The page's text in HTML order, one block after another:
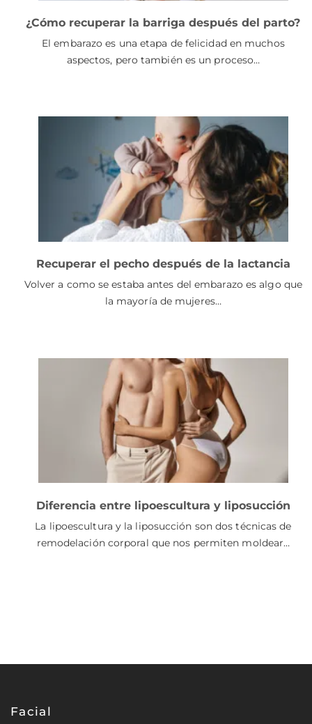
¿Cómo recuperar la barriga después del parto?
El embarazo es una etapa de felicidad en muchos
aspectos, pero también es un proceso…
Recuperar el pecho después de la lactancia
Volver a como se estaba antes del embarazo es algo que
la mayoría de mujeres…
Diferencia entre lipoescultura y liposucción
La lipoescultura y la liposucción son dos técnicas de
remodelación corporal que nos permiten moldear…
Facial